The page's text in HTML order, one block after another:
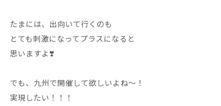
たまには、出向いて行くのも
とても刺激になってプラスになると
思いますよ❣️
でも、九州で開催して欲しいよね〜！
実現したい！！！